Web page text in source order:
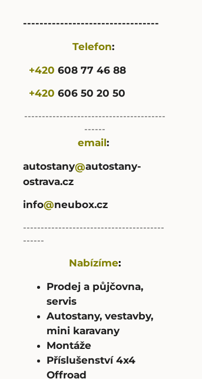
---------------------------------
Telefon:
+420 608 77 46 88
+420 606 50 20 50
----------------------------------------
------
email:
autostany@autostany-
ostrava.cz
info@neubox.cz
----------------------------------------
------
Nabízíme:
Prodej a půjčovna,
servis
Autostany, vestavby,
mini karavany
Montáže
Příslušenství 4x4
Offroad